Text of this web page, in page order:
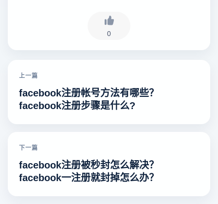
0
上一篇
facebook注册帐号方法有哪些？
facebook注册步骤是什么?
下一篇
facebook注册被秒封怎么解决？
facebook一注册就封掉怎么办？